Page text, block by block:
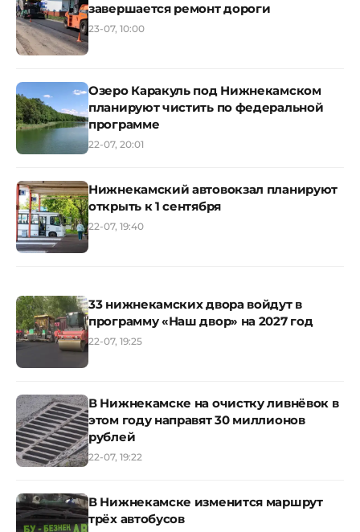
завершается ремонт дороги
23-07, 10:00
Озеро Каракуль под Нижнекамском
планируют чистить по федеральной
программе
22-07, 20:01
Нижнекамский автовокзал планируют
открыть к 1 сентября
22-07, 19:40
33 нижнекамских двора войдут в
программу «Наш двор» на 2027 год
22-07, 19:25
В Нижнекамске на очистку ливнёвок в
этом году направят 30 миллионов
рублей
22-07, 19:22
В Нижнекамске изменится маршрут
трёх автобусов